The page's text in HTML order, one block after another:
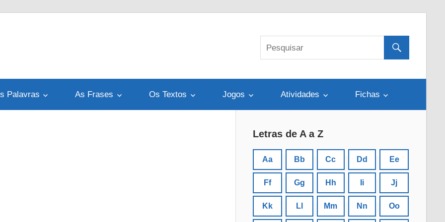
Palavras As Frases Os Textos Jogos Atividades Fichas
Letras de A a Z
Aa Bb Cc Dd Ee
Ff Gg Hh Ii Jj
Kk Ll Mm Nn Oo